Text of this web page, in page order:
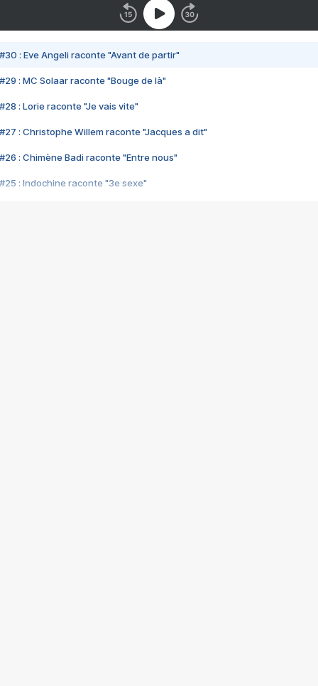
#30 : Eve Angeli raconte "Avant de partir"
#29 : MC Solaar raconte "Bouge de là"
#28 : Lorie raconte "Je vais vite"
#27 : Christophe Willem raconte "Jacques a dit"
#26 : Chimène Badi raconte "Entre nous"
#25 : Indochine raconte "3e sexe"